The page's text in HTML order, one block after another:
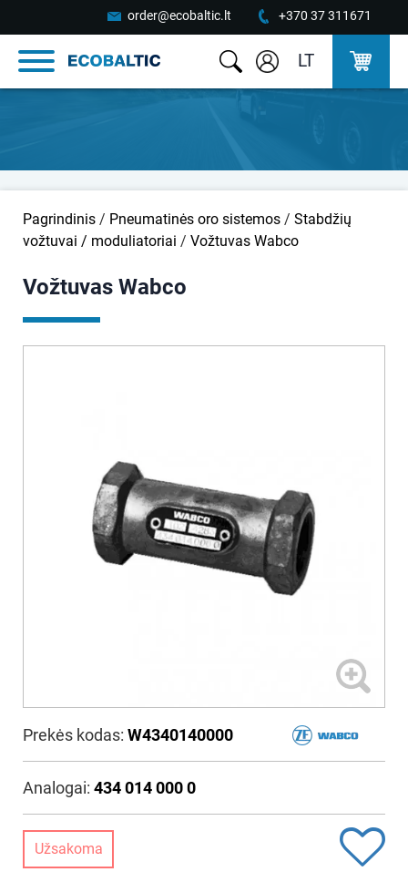
order@ecobaltic.lt +370 37 311671
LT
Pagrindinis / Pneumatinės oro sistemos / Stabdžių
vožtuvai / moduliatoriai / Vožtuvas Wabco
Vožtuvas Wabco
Prekės kodas: W4340140000
Analogai: 434 014 000 0
Užsakoma